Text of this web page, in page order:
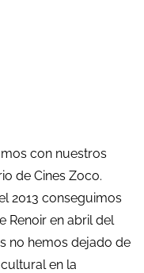
con nuestros
de Cines Zoco.
2013 conseguimos
Renoir en abril del
no hemos dejado de
en la